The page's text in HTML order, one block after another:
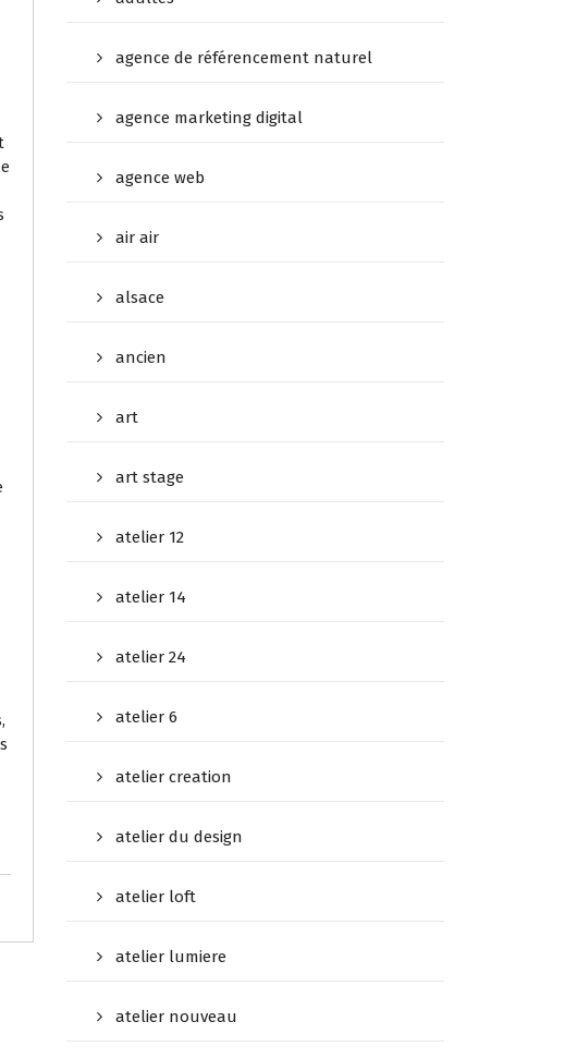
agence de référencement naturel
agence marketing digital
agence web
air air
alsace
ancien
art
art stage
atelier 12
atelier 14
atelier 24
atelier 6
atelier creation
atelier du design
atelier loft
atelier lumiere
atelier nouveau